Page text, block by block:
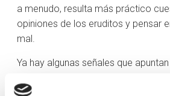
a menudo, resulta más práctico
opiniones de los eruditos y pensar
mal.
Ya hay algunas señales que
Citigroup ha presentado una